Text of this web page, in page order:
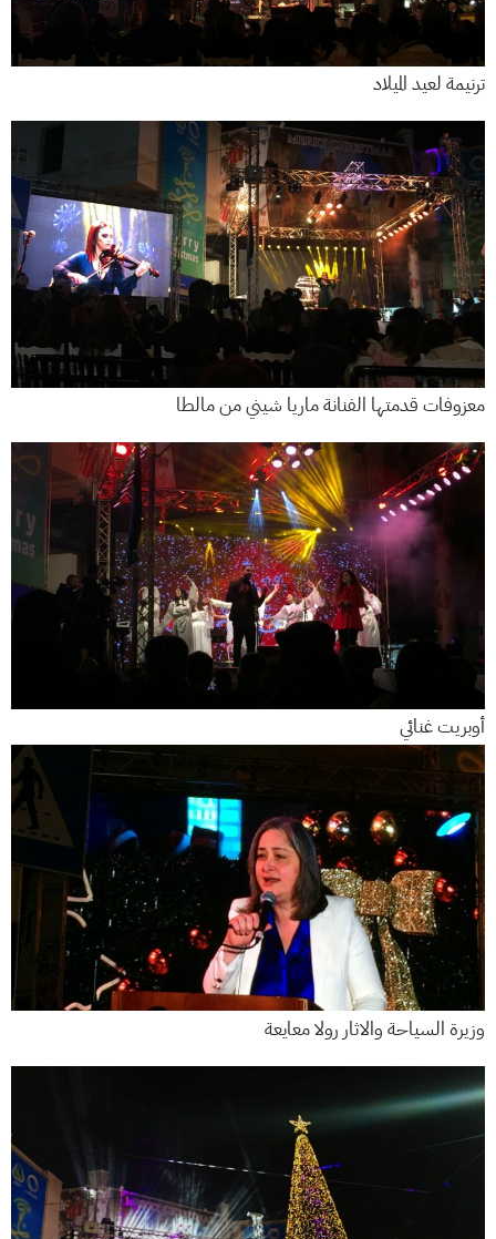
ترنيمة لعيد الميلاد
معزوفات قدمتها الفنانة ماريا شيني من مالطا
أوبريت غنائي
وزيرة السياحة والاثار رولا معايعة